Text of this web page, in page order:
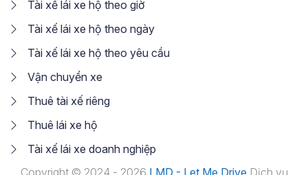
Tài xế lái xe hộ theo giờ
Tài xế lái xe hộ theo ngày
Tài xế lái xe hộ theo yêu cầu
Vận chuyển xe
Thuê tài xế riêng
Thuê lái xe hộ
Tài xế lái xe doanh nghiệp
Copyright © 2024 - 2026 LMD - Let Me Drive Dịch vụ